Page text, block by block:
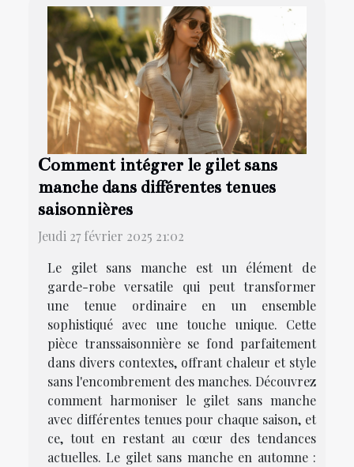
Comment intégrer le gilet sans
manche dans différentes tenues
saisonnières
Jeudi 27 février 2025 21:02
Le gilet sans manche est un élément de
garde-robe versatile qui peut transformer
une tenue ordinaire en un ensemble
sophistiqué avec une touche unique. Cette
pièce transsaisonnière se fond parfaitement
dans divers contextes, offrant chaleur et style
sans l'encombrement des manches. Découvrez
comment harmoniser le gilet sans manche
avec différentes tenues pour chaque saison, et
ce, tout en restant au cœur des tendances
actuelles. Le gilet sans manche en automne :